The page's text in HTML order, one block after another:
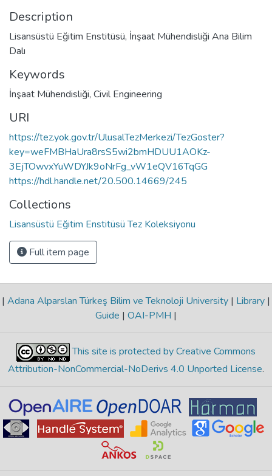
Description
Lisansüstü Eğitim Enstitüsü, İnşaat Mühendisliği Ana Bilim
Dalı
Keywords
İnşaat Mühendisliği, Civil Engineering
URI
https://tez.yok.gov.tr/UlusalTezMerkezi/TezGoster?
key=weFMBHaUra8rsS5wi2bmHDUU1AOKz-
3EjTOwvxYuWDYJk9oNrFg_vW1eQV16TqGG
https://hdl.handle.net/20.500.14669/245
Collections
Lisansüstü Eğitim Enstitüsü Tez Koleksiyonu
Full item page
| Adana Alparslan Türkeş Bilim ve Teknoloji University | Library |
Guide | OAI-PMH |
This site is protected by Creative Commons
Attribution-NonCommercial-NoDerivs 4.0 Unported License.